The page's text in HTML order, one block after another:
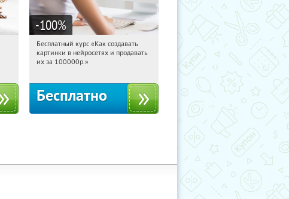
-100%
07:37:49 Получили:
Россия
Бесплатный курс «Как создавать
картинки в нейросетях и продавать
их за 100000р.»
Бесплатно